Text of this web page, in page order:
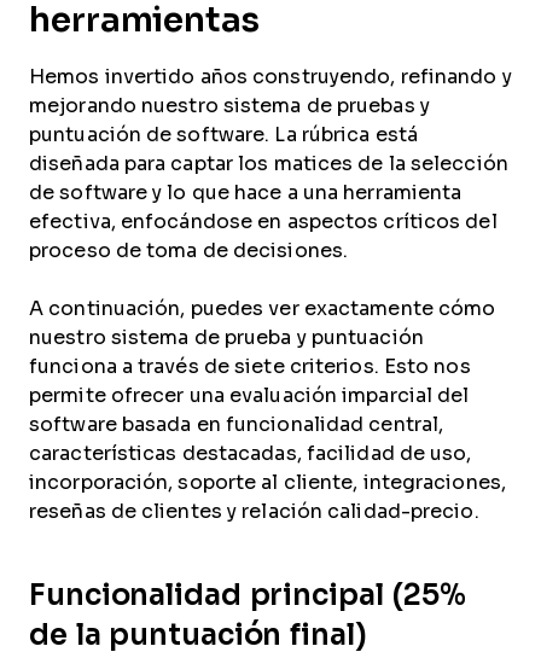
herramientas
Hemos invertido años construyendo, refinando y
mejorando nuestro sistema de pruebas y
puntuación de software. La rúbrica está
diseñada para captar los matices de la selección
de software y lo que hace a una herramienta
efectiva, enfocándose en aspectos críticos del
proceso de toma de decisiones.
A continuación, puedes ver exactamente cómo
nuestro sistema de prueba y puntuación
funciona a través de siete criterios. Esto nos
permite ofrecer una evaluación imparcial del
software basada en funcionalidad central,
características destacadas, facilidad de uso,
incorporación, soporte al cliente, integraciones,
reseñas de clientes y relación calidad-precio.
Funcionalidad principal (25%
de la puntuación final)